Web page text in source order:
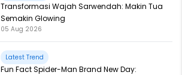
Transformasi Wajah Sarwendah: Makin Tua
Semakin Glowing
05 Aug 2026
Latest Trend
Fun Fact Spider-Man Brand New Day: